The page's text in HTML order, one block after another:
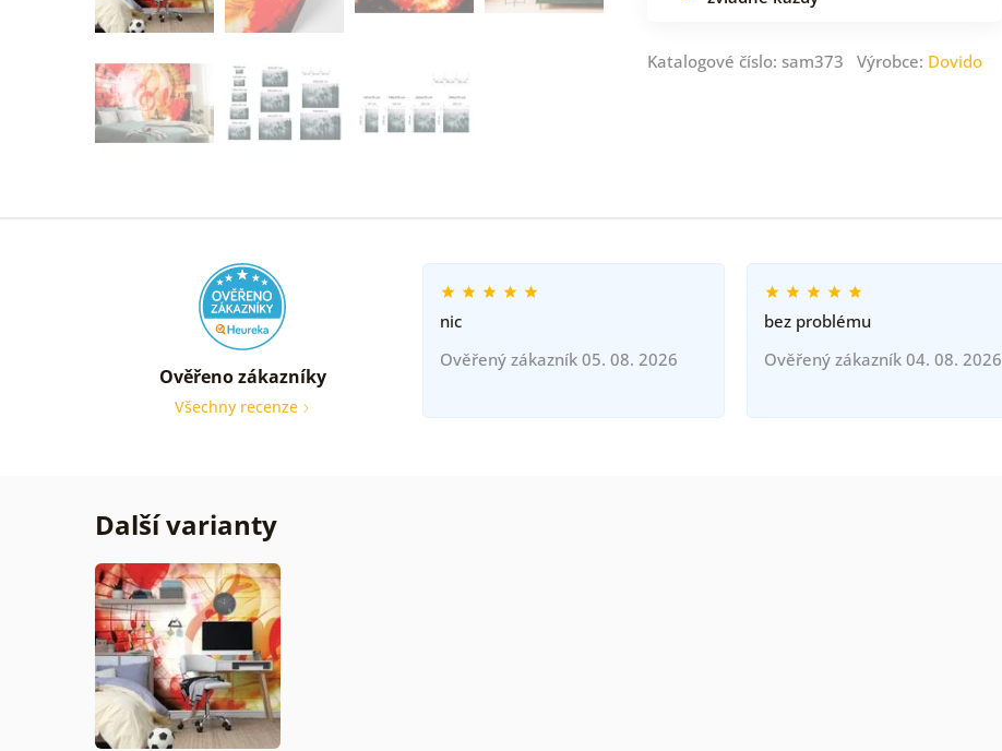
Katalogové číslo: sam373 Výrobce: Dovido
Ověřeno zákazníky
Všechny recenze
nic
Ověřený zákazník 05. 08. 2026
bez problému
Ověřený zákazník 04. 08. 2026
Další varianty